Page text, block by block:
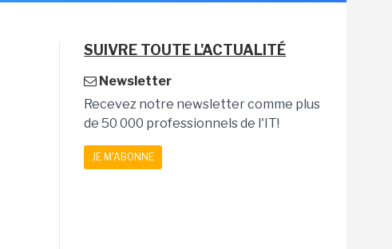
SUIVRE TOUTE L'ACTUALITÉ
Newsletter
Recevez notre newsletter comme plus
de 50 000 professionnels de l'IT!
JE M'ABONNE